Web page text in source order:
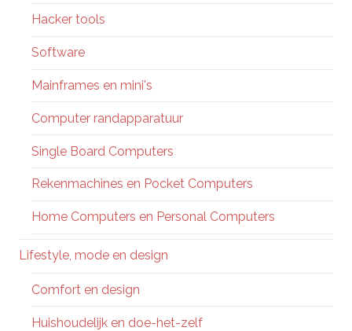
Hacker tools
Software
Mainframes en mini's
Computer randapparatuur
Single Board Computers
Rekenmachines en Pocket Computers
Home Computers en Personal Computers
Lifestyle, mode en design
Comfort en design
Huishoudelijk en doe-het-zelf